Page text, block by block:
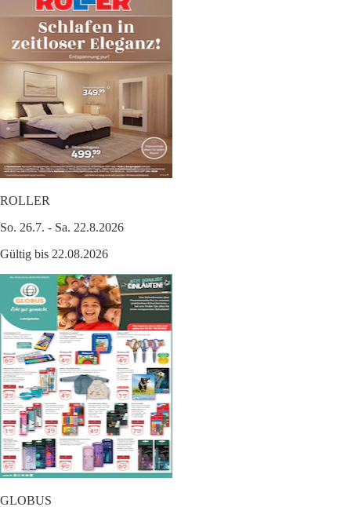
ROLLER
So. 26.7. - Sa. 22.8.2026
Gültig bis 22.08.2026
GLOBUS